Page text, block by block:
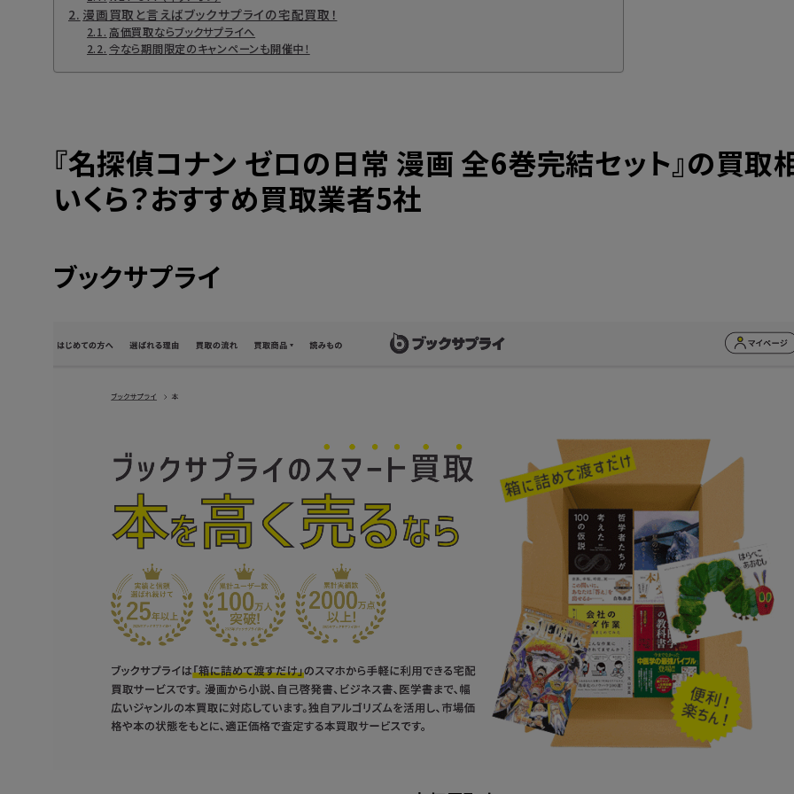
漫画買取と言えばブックサプライの宅配買取！
高価買取ならブックサプライへ
今なら期間限定のキャンペーンも開催中！
『名探偵コナン ゼロの日常 漫画 全6巻完結セット』の買取
いくら？おすすめ買取業者5社
ブックサプライ